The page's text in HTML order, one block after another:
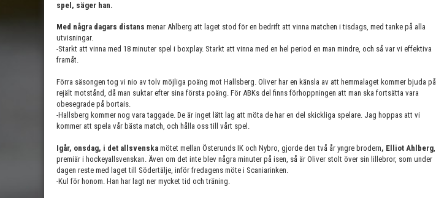
spel, säger han.
Med några dagars distans menar Ahlberg att laget stod för en bedrift att vinna matchen i tisdags, med tanke på alla
utvisningar.
-Starkt att vinna med 18 minuter spel i boxplay. Starkt att vinna med en hel period en man mindre, och så var vi effektiva
framåt.
Förra säsongen tog vi nio av tolv möjliga poäng mot Hallsberg. Oliver har en känsla av att hemmalaget kommer bjuda på
rejält motstånd, då man suktar efter sina första poäng. För ABKs del finns förhoppningen att man ska fortsätta vara
obesegrade på bortais.
-Hallsberg kommer nog vara taggade. De är inget lätt lag att möta de har en del skickliga spelare. Jag hoppas att vi
kommer att spela vår bästa match, och hålla oss till vårt spel.
Igår, onsdag, i det allsvenska mötet mellan Österunds IK och Nybro, gjorde den två år yngre brodern, Elliot Ahlberg,
premiär i hockeyallsvenskan. Även om det inte blev några minuter på isen, så är Oliver stolt över sin lillebror, som under
dagen reste med laget till Södertälje, inför fredagens möte i Scaniarinken.
-Kul för honom. Han har lagt ner mycket tid och träning.